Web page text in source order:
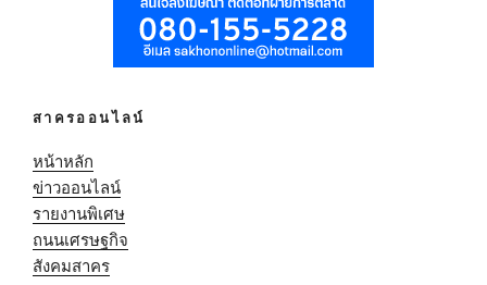
สาครออนไลน์
หน้าหลัก
ข่าวออนไลน์
รายงานพิเศษ
ถนนเศรษฐกิจ
สังคมสาคร